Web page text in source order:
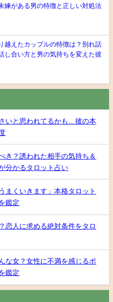
練がある男の特徴と正しい対処法
越えたカップルの特徴は？別れ話
し合い方と男の気持ちを変えた彼
いと思われてるかも…彼の本
き？誘われた相手の気持ち＆
分かるタロット占い
まくいきます」本格タロット
鑑定
恋人に求める絶対条件をタロ
な女？女性に不満を感じるポ
鑑定